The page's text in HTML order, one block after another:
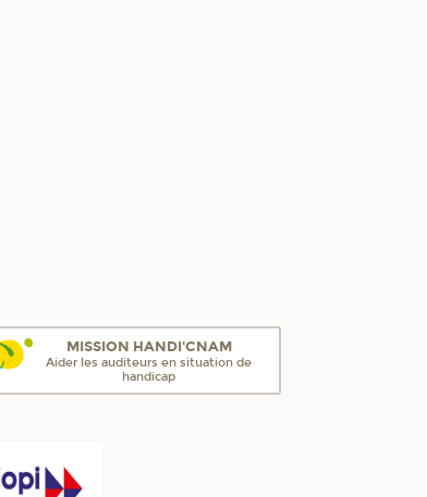
MISSION HANDI'CNAM
Aider les auditeurs en situation de
handicap